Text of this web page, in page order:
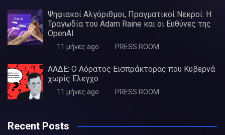
Ψηφιακοί Αλγόριθμοι, Πραγματικοί Νεκροί: Η
Τραγωδία του Adam Raine και οι Ευθύνες της
OpenAI
11 μήνες ago PRESS ROOM
ΑΑΔΕ: Ο Αόρατος Εισπράκτορας που Κυβερνά
χωρίς Έλεγχο
11 μήνες ago PRESS ROOM
Recent Posts